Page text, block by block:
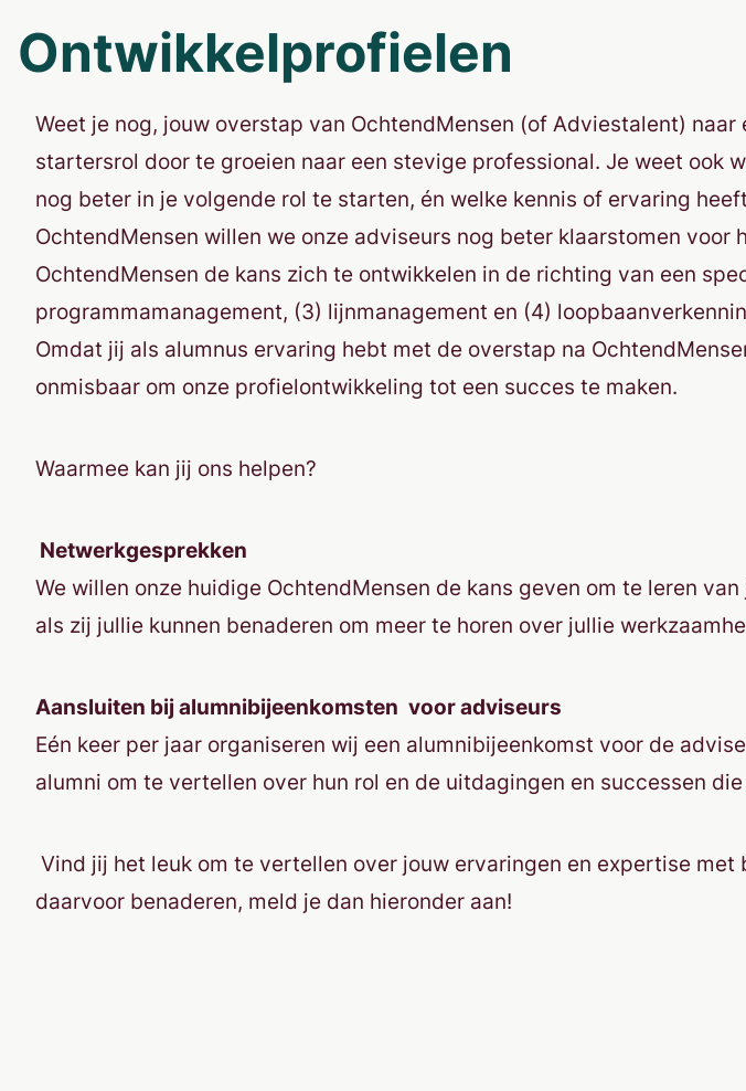
Ontwikkelprofielen
Weet je nog, jouw overstap van OchtendMensen (of Adviestalent)
startersrol door te groeien naar een stevige professional. Je weet ook
nog beter in je volgende rol te starten, én welke kennis of ervaring
OchtendMensen willen we onze adviseurs nog beter klaarstomen
OchtendMensen de kans zich te ontwikkelen in de richting van een
programmamanagement, (3) lijnmanagement en (4)
Omdat jij als alumnus ervaring hebt met de overstap na
onmisbaar om onze profielontwikkeling tot een succes te maken.
Waarmee kan jij ons helpen?
Netwerkgesprekken
We willen onze huidige OchtendMensen de kans geven om te leren
als zij jullie kunnen benaderen om meer te horen over jullie
Aansluiten bij alumnibijeenkomsten voor adviseurs
Eén keer per jaar organiseren wij een alumnibijeenkomst voor de
alumni om te vertellen over hun rol en de uitdagingen en successen
Vind jij het leuk om te vertellen over jouw ervaringen en expertise
daarvoor benaderen, meld je dan hieronder aan!